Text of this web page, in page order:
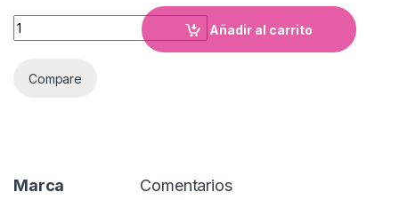
Cantidad
Añadir al carrito
Compare
Marca Comentarios